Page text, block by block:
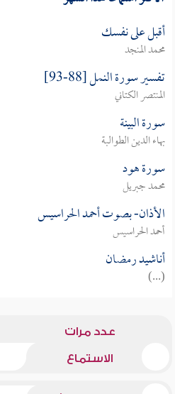
أقبل على نفسك
محمد المنجد
تفسير سورة النمل [88-93]
المنتصر الكتاني
سورة البينة
بهاء الدين الطوالبة
سورة هود
محمد جبريل
الأذان- بصوت أحمد الحراسيس
أحمد الحراسيس
أناشيد رمضان
(...)
عدد مرات
الاستماع